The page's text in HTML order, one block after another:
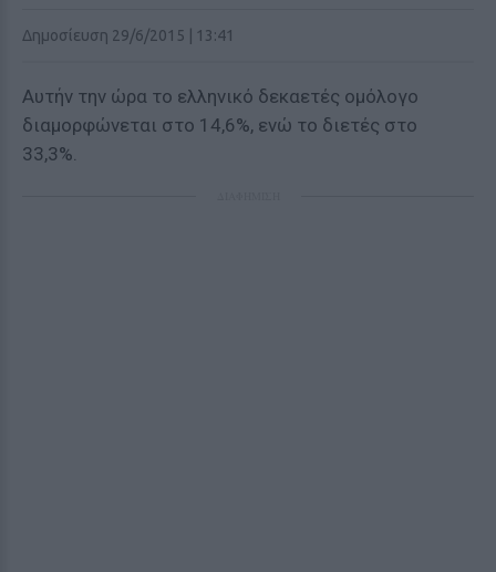
Δημοσίευση 29/6/2015 | 13:41
Αυτήν την ώρα το ελληνικό δεκαετές ομόλογο
διαμορφώνεται στο 14,6%, ενώ το διετές στο
33,3%.